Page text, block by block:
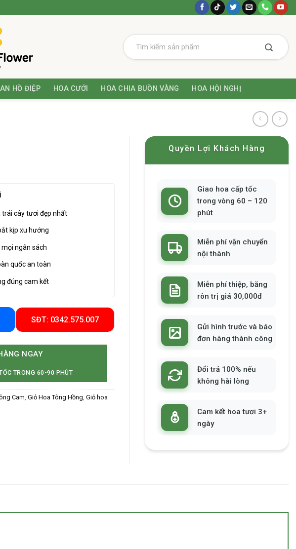
HỒ ĐIỆP HOA CƯỚI HOA CHIA BUỒN VÀNG HOA HỘI NGHỊ
trái cây tươi đẹp nhất
kịp xu hướng
mọi ngân sách
quốc an toàn
đúng cam kết
SĐT: 0342.575.007
NGAY
TRONG 60-90 PHÚT
Cam, Giỏ Hoa Tông Hồng, Giỏ hoa
Quyền Lợi Khách Hàng
Giao hoa cấp tốc
trong vòng 60 – 120
phút
Miễn phí vận chuyển
nội thành
Miễn phí thiệp, băng
rôn trị giá 30,000đ
Gửi hình trước và báo
đơn hàng thành công
Đổi trả 100% nếu
không hài lòng
Cam kết hoa tươi 3+
ngày